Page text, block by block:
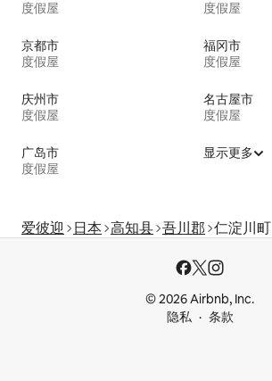
度假屋
度假屋
京都市
度假屋
福冈市
度假屋
庆州市
度假屋
名古屋市
度假屋
广岛市
度假屋
显示更多
爱彼迎 日本 高知县 吾川郡 仁淀川町
© 2026 Airbnb, Inc.
隐私
条款